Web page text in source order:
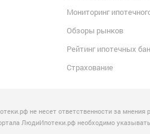
Мониторинг
Обзоры рынков
Рейтинг ипотечных
Страхование
не несет ответственности за
ЛюдиИпотеки.рф необходимо